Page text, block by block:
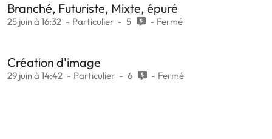
Branché, Futuriste, Mixte, épuré
25 juin à 16:32 Particulier 5 Fermé
Création d'image
29 juin à 14:42 Particulier 6 Fermé